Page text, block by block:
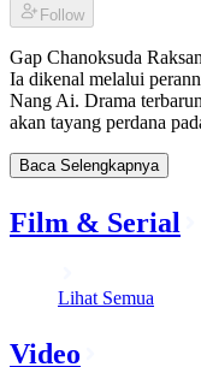
Follow
Gap Chanoksuda
Ia dikenal melalui
Nang Ai. Drama
akan tayang perdana
Baca Selengkapnya
Film & Serial
Lihat Semua
Video